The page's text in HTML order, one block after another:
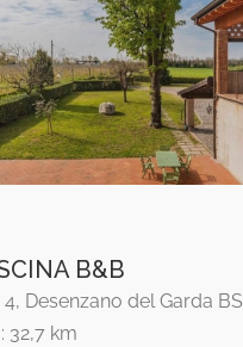
B&B
4, Desenzano del Garda BS
32,7 km